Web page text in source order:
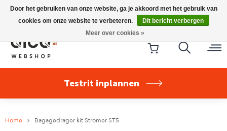
Riese & Müller Nevo5 Silent Core nu direct uit voorraad
leverbaar!
Testrit inplannen
Home Bagagedrager kit Stromer ST5
Door het gebruiken van onze website, ga je akkoord met het gebruik van
cookies om onze website te verbeteren.
Dit bericht verbergen
Meer over cookies »